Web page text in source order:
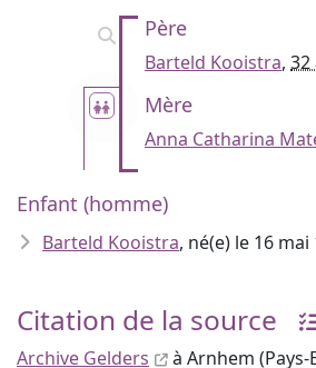
Père
Barteld Kooistra, 32
Mère
Anna Catharina
Enfant (homme)
Barteld Kooistra, né(e) le 16
Citation de la source
Archive Gelders
à Arnhem (Pays-